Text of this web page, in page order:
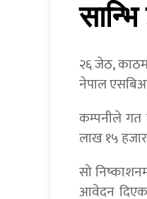
२६ जेठ,
नेपाल
कम्पनीले गत
लाख १५
सो
आवेदन